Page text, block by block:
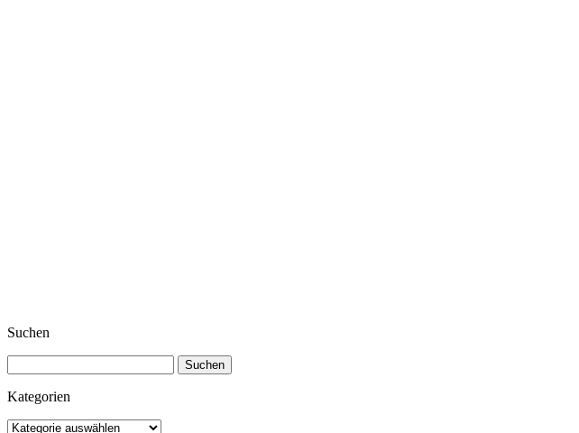
Suchen
nach:
Kategorien
Kategorien